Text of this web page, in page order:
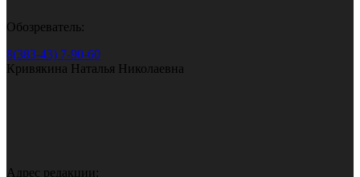
Обозреватель:
8(383-43) 7-90-60
Кривякина Наталья Николаевна
Адрес редакции: